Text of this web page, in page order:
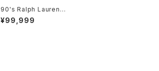
90's Ralph Lauren c
owhide leather dark
-brown Belt "Made i
¥99,999